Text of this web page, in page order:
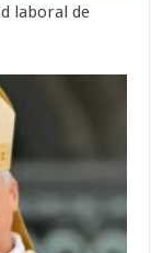
laboral de